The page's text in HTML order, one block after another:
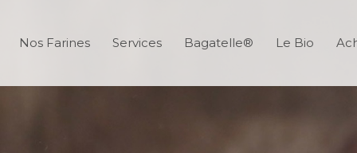
Nos Farines Services Bagatelle® Le Bio